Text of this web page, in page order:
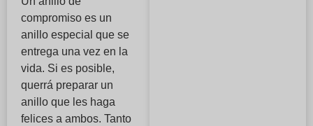
compromiso es un
anillo especial que se
entrega una vez en la
vida. Si es posible,
querrá preparar un
anillo que les haga
felices a ambos. Tanto